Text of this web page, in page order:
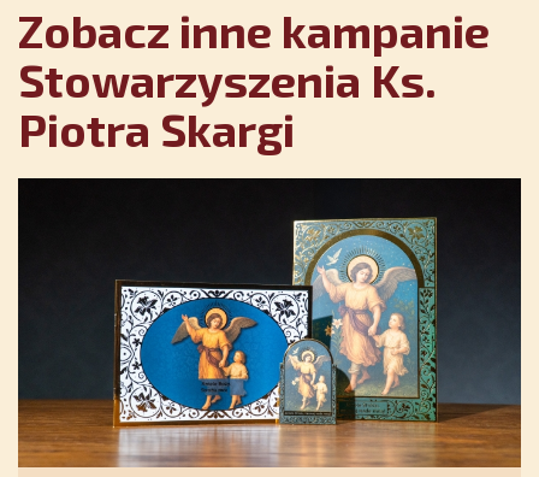
Zobacz inne kampanie
Stowarzyszenia Ks.
Piotra Skargi